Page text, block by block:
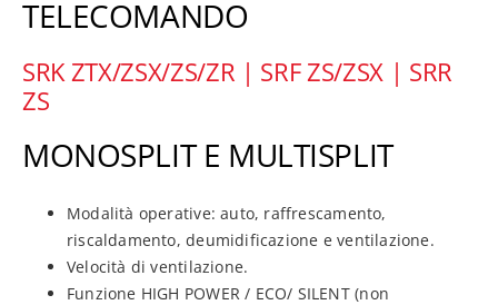
TELECOMANDO
SRK ZTX/ZSX/ZS/ZR | SRF ZS/ZSX | SRR
ZS
MONOSPLIT E MULTISPLIT
Modalità operative: auto, raffrescamento,
riscaldamento, deumidificazione e ventilazione.
Velocità di ventilazione.
Funzione HIGH POWER / ECO/ SILENT (non